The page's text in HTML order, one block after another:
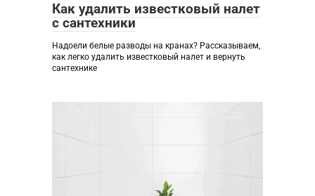
Как удалить известковый налет
с сантехники
Надоели белые разводы на кранах? Рассказываем,
как легко удалить известковый налет и вернуть
сантехнике